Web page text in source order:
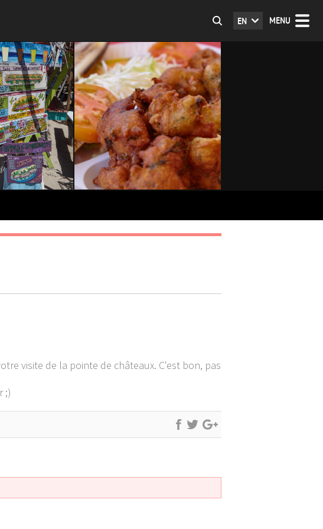
MENU
EN
visite de la pointe de châteaux. C'est bon, pas
;)